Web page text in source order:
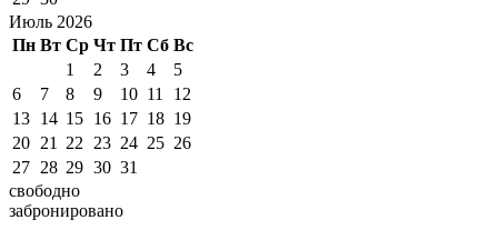
Июль 2026
Пн Вт Ср Чт Пт Сб Вс
1
2 3 4
5
6
7 8 9 10 11
12
13 14 15 16 17 18 19
20 21 22 23 24 25 26
27 28 29 30 31
свободно
забронировано